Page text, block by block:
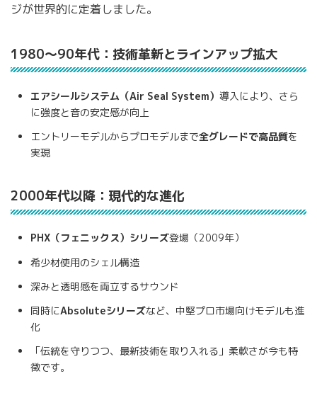
ジが世界的に定着しました。
1980〜90年代：技術革新とラインアップ拡大
エアシールシステム（Air Seal System） 導入により、さら
に強度と音の安定感が向上
エントリーモデルからプロモデルまで全グレードで高品質を
実現
2000年代以降：現代的な進化
PHX（フェニックス）シリーズ登場（2009年）
希少材使用のシェル構造
深みと透明感を両立するサウンド
同時にAbsoluteシリーズなど、中堅プロ市場向けモデルも進
化
「伝統を守りつつ、最新技術を取り入れる」柔軟さが今も特
徴です。